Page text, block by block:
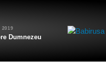
2019
Dumnezeu